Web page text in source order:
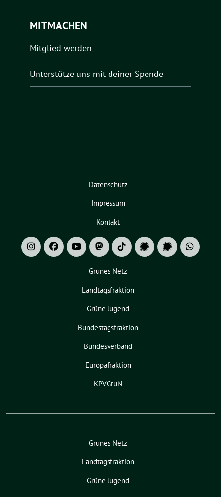
MITMACHEN
Mitglied werden
Unterstütze uns mit deiner Spende
Datenschutz
Impressum
Kontakt
Grünes Netz
Landtagsfraktion
Grüne Jugend
Bundestagsfraktion
Bundesverband
Europafraktion
KPVGrüN
Grünes Netz
Landtagsfraktion
Grüne Jugend